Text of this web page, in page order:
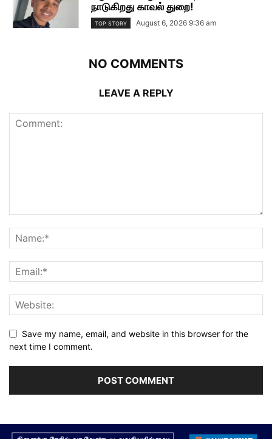
நாடுகிறது காவல் துறை!
TOP STORY August 6, 2026 9:36 am
NO COMMENTS
LEAVE A REPLY
Save my name, email, and website in this browser for the
next time I comment.